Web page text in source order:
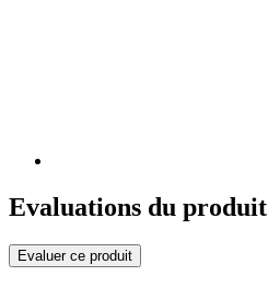
Evaluations du produit
Evaluer ce produit